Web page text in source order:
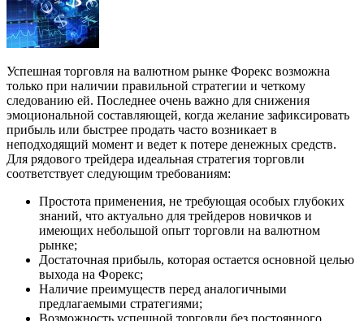
Успешная торговля на валютном рынке Форекс возможна
только при наличии правильной стратегии и четкому
следованию ей. Последнее очень важно для снижения
эмоциональной составляющей, когда желание зафиксировать
прибыль или быстрее продать часто возникает в
неподходящий момент и ведет к потере денежных средств.
Для рядового трейдера идеальная стратегия торговли
соответствует следующим требованиям:
Простота применения, не требующая особых глубоких
знаний, что актуально для трейдеров новичков и
имеющих небольшой опыт торговли на валютном
рынке;
Достаточная прибыль, которая остается основной целью
выхода на Форекс;
Наличие преимуществ перед аналогичными
предлагаемыми стратегиями;
Возможность успешной торговли без постоянного